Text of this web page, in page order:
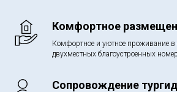
Комфортное
Комфортное и уютное проживание в
двухместных благоустроенных
Сопровождение